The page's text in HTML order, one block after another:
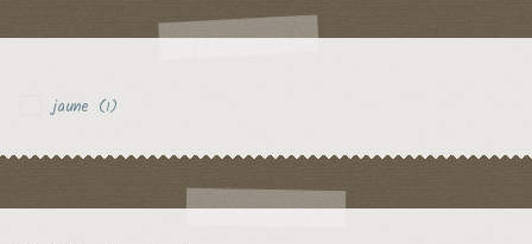
jaune (1)